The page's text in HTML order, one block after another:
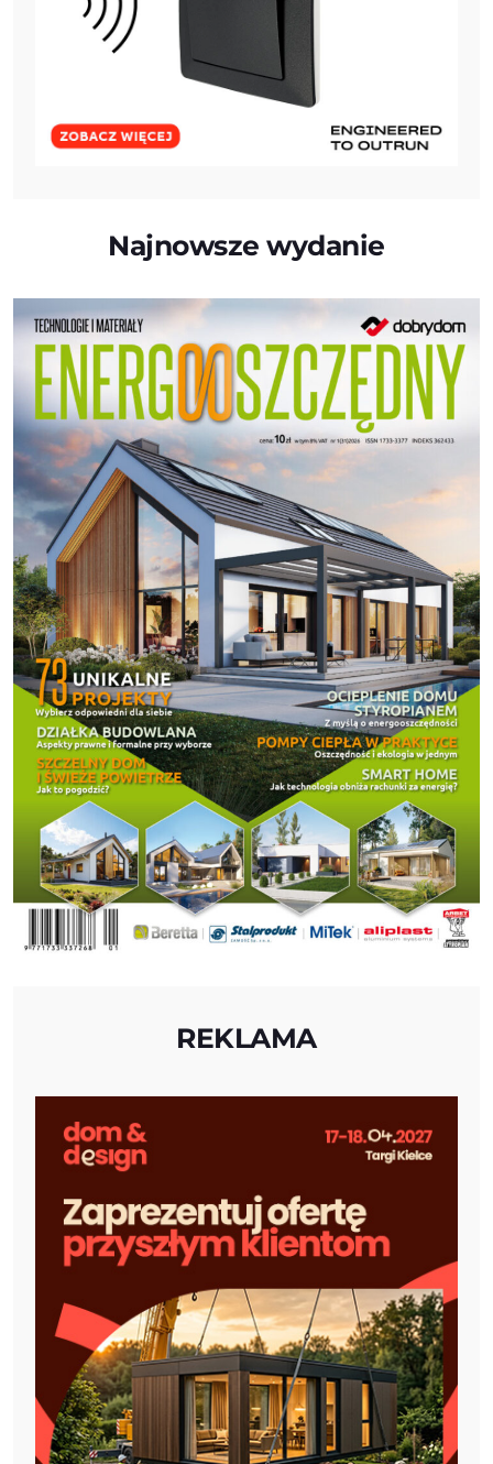
Najnowsze wydanie
REKLAMA